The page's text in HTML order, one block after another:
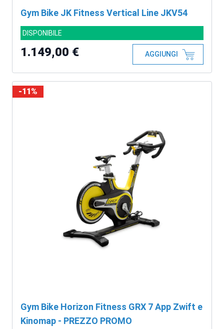
Gym Bike JK Fitness Vertical Line JKV54
DISPONIBILE
1.149,00 € AGGIUNGI
Gym Bike Horizon Fitness GRX 7 App Zwift e
Kinomap - PREZZO PROMO
-11%